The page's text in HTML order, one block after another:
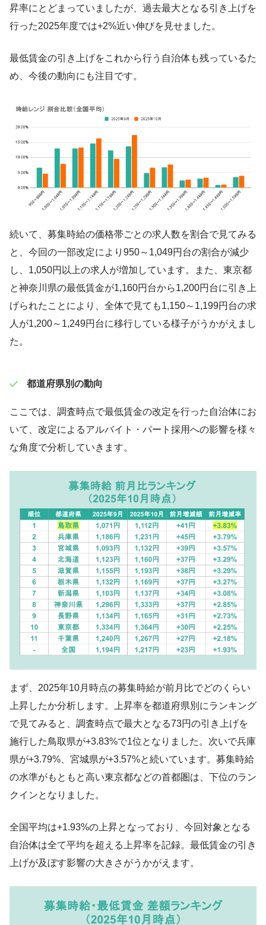
昇率にとどまっていましたが、過去最大となる引き上げを
行った2025年度では+2%近い伸びを見せました。
最低賃金の引き上げをこれから行う自治体も残っているた
め、今後の動向にも注目です。
続いて、募集時給の価格帯ごとの求人数を割合で見てみる
と、今回の一部改定により950～1,049円台の割合が減少
し、1,050円以上の求人が増加しています。また、東京都
と神奈川県の最低賃金が1,160円台から1,200円台に引き上
げられたことにより、全体で見ても1,150～1,199円台の求
人が1,200～1,249円台に移行している様子がうかがえまし
た。
都道府県別の動向
ここでは、調査時点で最低賃金の改定を行った自治体にお
いて、改定によるアルバイト・パート採用への影響を様々
な角度で分析していきます。
まず、2025年10月時点の募集時給が前月比でどのくらい
上昇したか分析します。上昇率を都道府県別にランキング
で見てみると、調査時点で最大となる73円の引き上げを
施行した鳥取県が+3.83%で1位となりました。次いで兵庫
県が+3.79%、宮城県が+3.57%と続いています。募集時給
の水準がもともと高い東京都などの首都圏は、下位のラン
クインとなりました。
全国平均は+1.93%の上昇となっており、今回対象となる
自治体は全て平均を超える上昇率を記録。最低賃金の引き
上げが及ぼす影響の大きさがうかがえます。